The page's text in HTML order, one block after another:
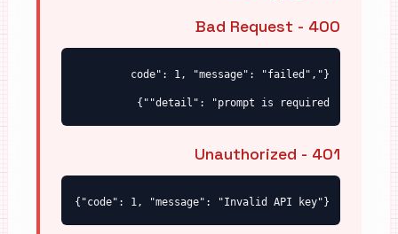
400 - Bad Request
{"code": 1, "message": "failed",
"detail": "prompt is required"}
401 - Unauthorized
{"code": 1, "message": "Invalid API key"}